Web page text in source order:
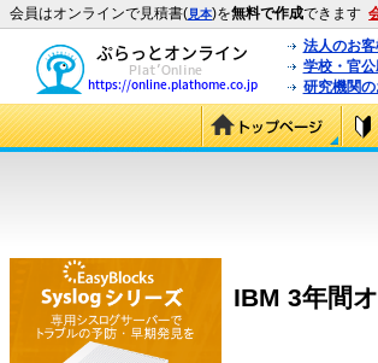
会員はオンラインで見積書(見本)を無料で作成できます
法人のお
学校・官
研究機関
IBM 3年間